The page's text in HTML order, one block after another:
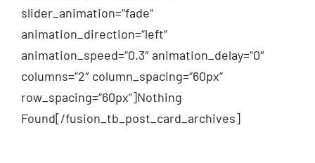
slider_animation=“fade“
animation_direction=“left“
animation_speed=“0.3″ animation_delay=“0″
columns=“2″ column_spacing=“60px“
row_spacing=“60px“]Nothing
Found[/fusion_tb_post_card_archives]